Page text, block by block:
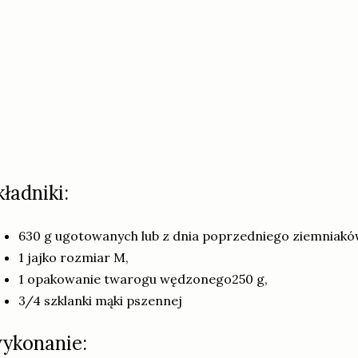
630 g ugotowanych lub z dnia poprzedniego
1 jajko rozmiar M,
1 opakowanie twarogu wędzonego250 g,
3/4 szklanki mąki pszennej